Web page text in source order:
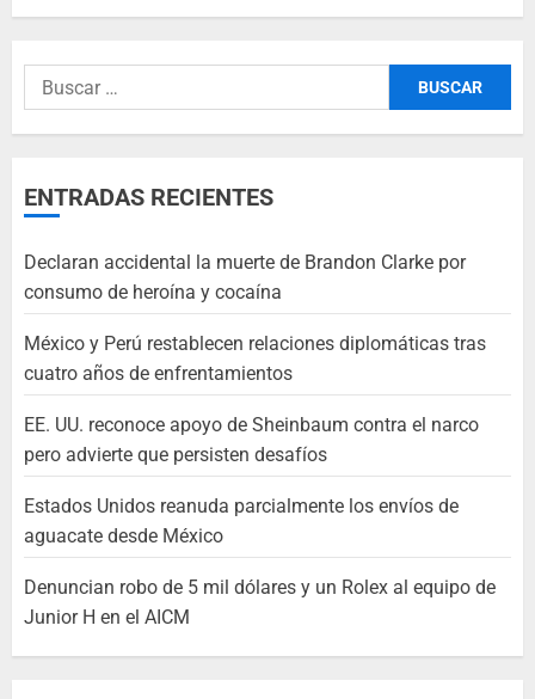
ENTRADAS RECIENTES
Declaran accidental la muerte de Brandon Clarke por
consumo de heroína y cocaína
México y Perú restablecen relaciones diplomáticas tras
cuatro años de enfrentamientos
EE. UU. reconoce apoyo de Sheinbaum contra el narco
pero advierte que persisten desafíos
Estados Unidos reanuda parcialmente los envíos de
aguacate desde México
Denuncian robo de 5 mil dólares y un Rolex al equipo de
Junior H en el AICM